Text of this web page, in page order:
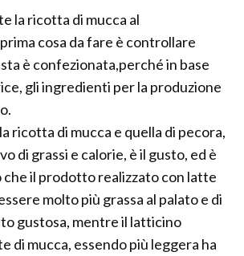
la ricotta di mucca al
cosa da fare è controllare
è confezionata,perché in base
gli ingredienti per la produzione
ricotta di mucca e quella di pecora,
di grassi e calorie, è il gusto, ed è
il prodotto realizzato con latte
molto più grassa al palato e di
gustosa, mentre il latticino
di mucca, essendo più leggera ha